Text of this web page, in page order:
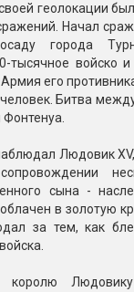
геолокации
Начал
города
тысячное войско и
его
Битва
Людовик
сына -
в золотую
за тем, как
королю